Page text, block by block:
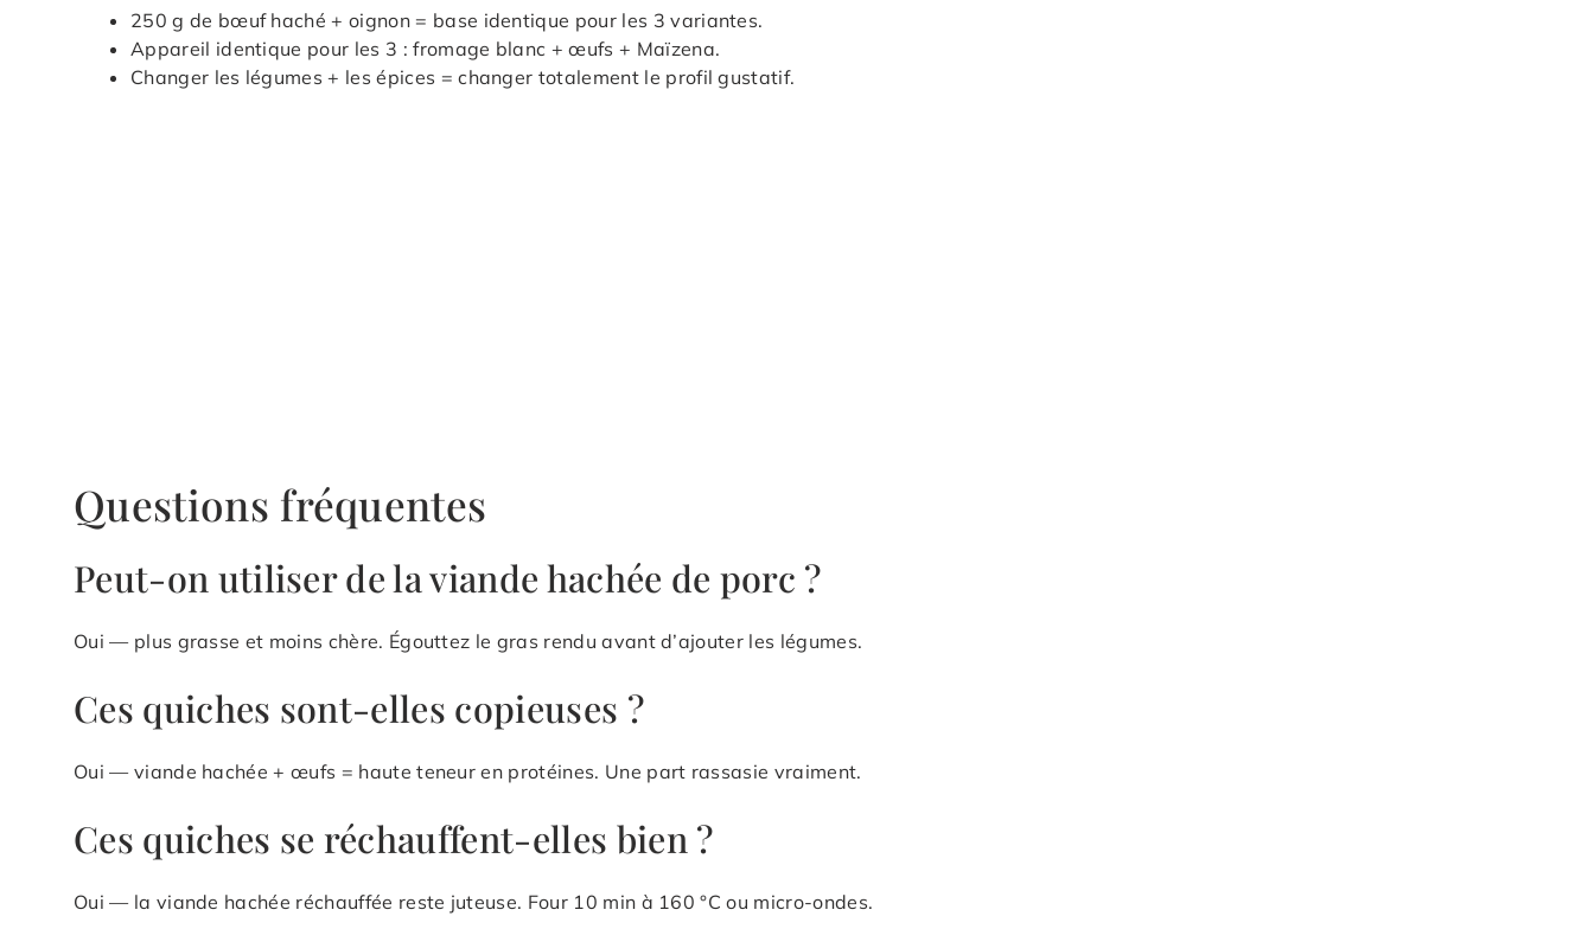
250 g de bœuf haché + oignon = base identique pour les 3 variantes.
Appareil identique pour les 3 : fromage blanc + œufs + Maïzena.
Changer les légumes + les épices = changer totalement le profil gustatif.
Questions fréquentes
Peut-on utiliser de la viande hachée de porc ?
Oui — plus grasse et moins chère. Égouttez le gras rendu avant d’ajouter les légumes.
Ces quiches sont-elles copieuses ?
Oui — viande hachée + œufs = haute teneur en protéines. Une part rassasie vraiment.
Ces quiches se réchauffent-elles bien ?
Oui — la viande hachée réchauffée reste juteuse. Four 10 min à 160 °C ou micro-ondes.